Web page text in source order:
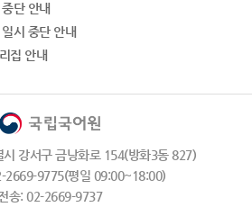
단 안내
시 중단 안내
집 안내
강서구 금낭화로 154(방화3동 827)
2669-9775(평일 09:00~18:00)
송: 02-2669-9737